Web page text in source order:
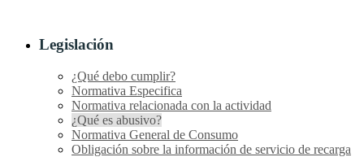
Legislación
¿Qué debo cumplir?
Normativa Especifica
Normativa relacionada con la actividad
¿Qué es abusivo?
Normativa General de Consumo
Obligación sobre la información de servicio de recarga